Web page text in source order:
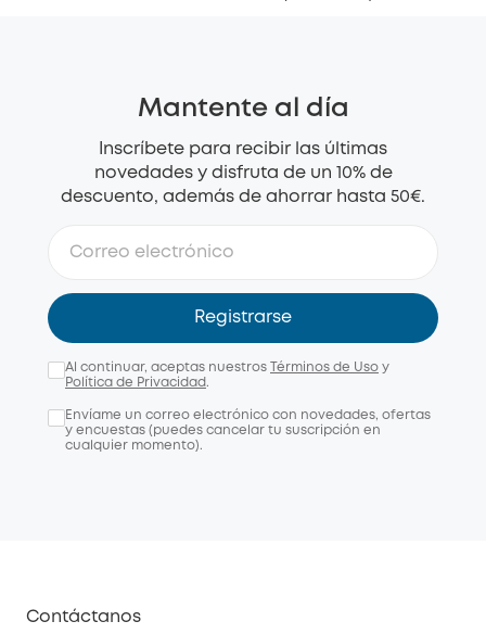
Mantente al día
Inscríbete para recibir las últimas
novedades y disfruta de un 10% de
descuento, además de ahorrar hasta 50€.
Registrarse
Al continuar, aceptas nuestros Términos de Uso y
Política de Privacidad.
Envíame un correo electrónico con novedades, ofertas
y encuestas (puedes cancelar tu suscripción en
cualquier momento).
Contáctanos